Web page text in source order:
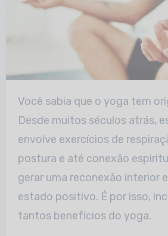
Você sabia que o yoga tem origem milenar?
Desde muitos séculos atrás,
envolve exercícios de
postura e até conexão
gerar uma reconexão interior
estado positivo. É por isso,
tantos benefícios do yoga.